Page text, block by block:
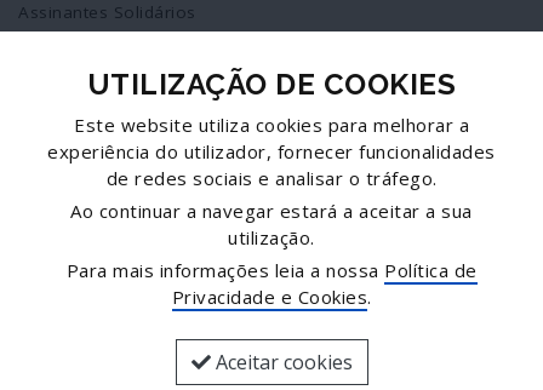
Assinantes Solidários
Redes Sociais
Siga-nos no facebook
Twitter
UTILIZAÇÃO DE COOKIES
Este website utiliza cookies para melhorar a
experiência do utilizador, fornecer funcionalidades
de redes sociais e analisar o tráfego.
Ao continuar a navegar estará a aceitar a sua
utilização.
Para mais informações leia a nossa Política de
Privacidade e Cookies.
Aceitar cookies